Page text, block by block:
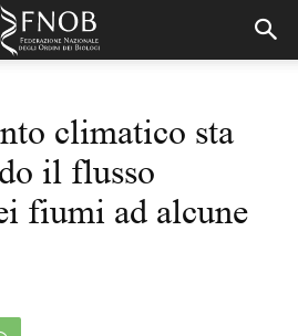
climatico sta
il flusso
fiumi ad alcune